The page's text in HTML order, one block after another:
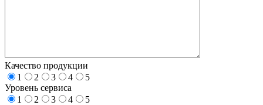
Качество продукции
1
2 3 4
5
Уровень сервиса
1
2 3 4
5